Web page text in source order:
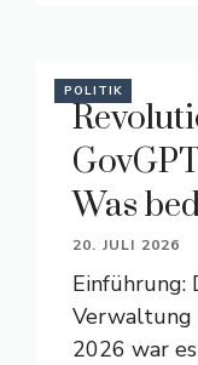
POLITIK
Was
20. JULI 2026
Einführung:
Verwaltung
2026 war